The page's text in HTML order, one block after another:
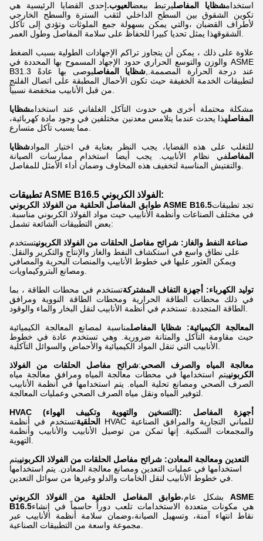
استخدامشظايا المفاصليرتبط ببعضالعيوب.إحدى القضايا الرئيسية هي
تكوين الشقوق بين السطح الداخلي لثقب السترة والسطح الخارجي
لأطراف القضبان ،والتي يمكن بسهولة جمع الملوثات وتؤدي إلى تآكل
علاوة على ذلك ، يمكن أن يتجاوز تراكم الإجهادات الطولية بسبب الضغط
والوزن والتوسع الحراري حدود الإجهاد المسموح بها المحددة في ASME
B31.3 عند درجة الحرارة المصممة., شظايا المفاصليوصى بها عادةً
لتطبيقات الخدمة الخفيفة حيث تكون الأحمال المطبقة على اتصال الفلنج
مشكلة محتملة أخرى هي حدوث التآكل الغلفاني عند استخدامشظايا
المفاصلهذا يحدث عندما يتلامس معدنين مختلفين في وجود مادة كهربائية،
للتغلب على هذه القضايا، يجب النظر بعناية في اختيار الموادشظايا
المفاصلفي نظام الأنابيب. يجب أيضا استخدام ممارسات الصيانة
تطبيقات ASME B16.5 الفولاذ الكربوني :
طوابق المفاصل الحلقية من الفولاذ الكربوني ASME B16.5تجد تطبيقات
في مختلف الصناعات وأنظمة الأنابيب حيث مواد الفولاذ الكربوني مناسبة.
بعض التطبيقات الشائعة تشمل:
صناعة النفط والغاز: شرائح مفاصل الحلقات من الفولاذ الكربونيتستخدم
على نطاق واسع في استكشاف النفط والغاز والإنتاج والتكرير والنقل.
ويمكن العثور عليها في خطوط الأنابيب والمنصات البحرية والمصافي
توليد الكهرباء: أجهزة التفاف المشتركةتستخدم في محطات الطاقة ، بما
في ذلك محطات الطاقة الحرارية ومحطات الطاقة النووية ومرافق
المعالجة الكيميائية:
شظايا المفاصلمناسبة لمصانع المعالجة الكيميائية
حيث مقاومة التآكل والمتانة ضرورية. وهي تستخدم عادة في خطوط
معالجة المياه والصرف الصحي:شرائح مفاصل الحلقات من الفولاذ
الكربونييتم استخدامها في محطات معالجة المياه ومرافق معالجة مياه
الصرف الصحي ومصانع تحلية المياه. يتم استخدامها في أنظمة الأنابيب
HVAC (التسخين والتهوية وتكييف الهواء): أجهزة المفاصل
الحلقيةتستخدم في أنظمة HVAC للمباني التجارية والمرافق الصناعية
والمجمعات السكنية. إنها تمكن من توصيل الأنابيب والأنابيب وأنظمة
التعدين ومعالجة المعادن: شرائح مفاصل الحلقات من الفولاذ الكربونييتم
استخدامها في عمليات التعدين ومصانع معالجة المعادن. يتم استخدامها
بشكل عام،طوابق المفاصل الحلقية من الفولاذ الكربوني ASME
B16.5هي مكونات متعددة الاستخدامات تلعب دوراً حاسماً في إنشاء
نقاط انتهاء آمنة، وتسهيل الصيانة،وضمان سلامة أنظمة الأنابيب عبر